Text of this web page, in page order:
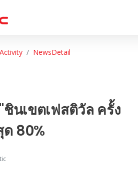
NewsDetail
นเขตเฟสติวัล ครั้ง
ด 80%